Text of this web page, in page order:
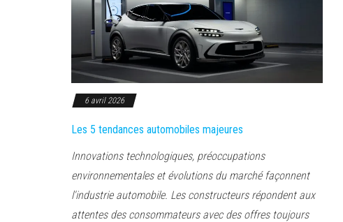
6 avril 2026
Les 5 tendances automobiles majeures
Innovations technologiques, préoccupations
environnementales et évolutions du marché façonnent
l'industrie automobile. Les constructeurs répondent aux
attentes des consommateurs avec des offres toujours